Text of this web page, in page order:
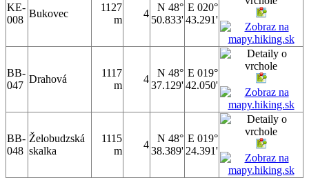
KE-
008
Bukovec
1127
m
4
N 48°
50.833'
E 020°
43.291'
BB-
047
Drahová
1117
m
4
N 48°
37.129'
E 019°
42.050'
BB-
048
Želobudzská
skalka
1115
m
4
N 48°
38.389'
E 019°
24.391'